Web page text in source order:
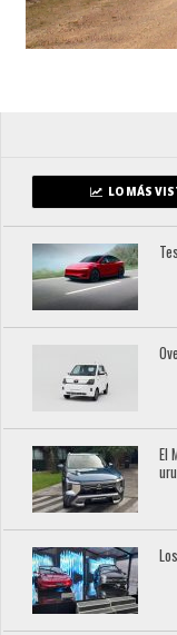
LO MÁS
El